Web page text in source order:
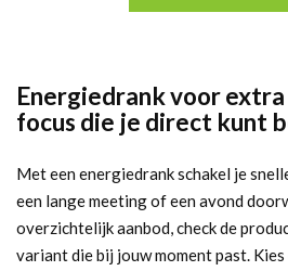
Energiedrank voor
focus die je direct kunt
Met een energiedrank schakel je
een lange meeting of een avond
overzichtelijk aanbod, check de
variant die bij jouw moment past.